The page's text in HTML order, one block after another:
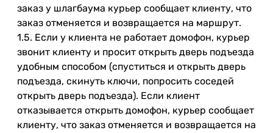
заказ у шлагбаума курьер сообщает клиенту, что
заказ отменяется и возвращается на маршрут.
1.5. Если у клиента не работает домофон, курьер
звонит клиенту и просит открыть дверь подъезда
удобным способом (спуститься и открыть дверь
подъезда, скинуть ключи, попросить соседей
открыть дверь подъезда). Если клиент
отказывается открыть домофон, курьер сообщает
клиенту, что заказ отменяется и возвращается на